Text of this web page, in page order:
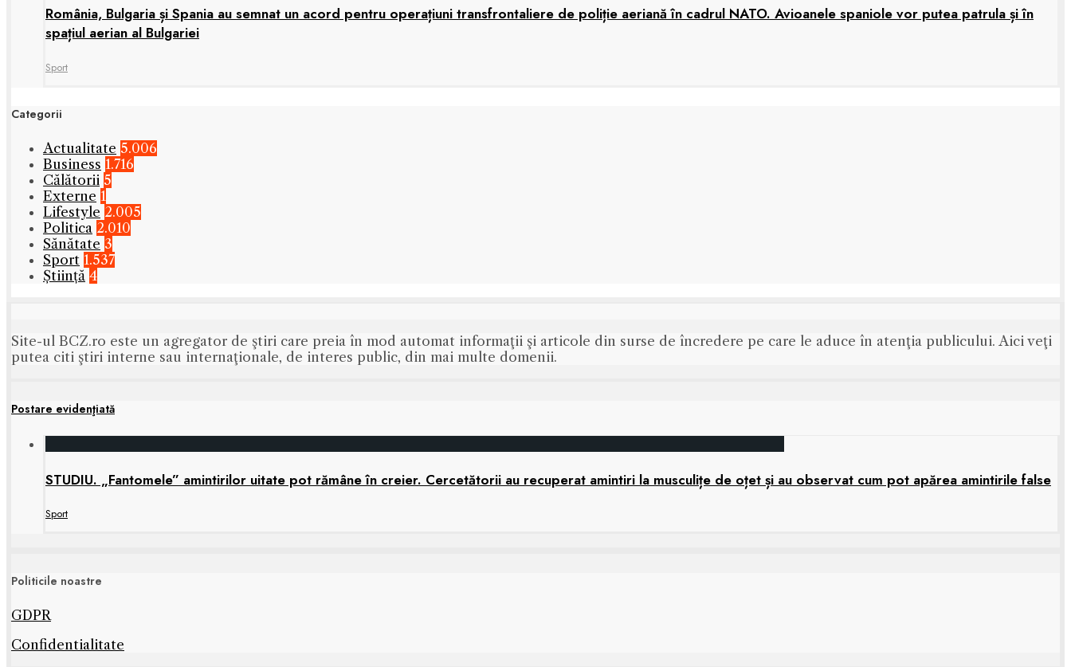
România, Bulgaria și Spania au semnat un acord pentru operațiuni transfrontaliere de poliție aeriană în cadrul NATO. Avioanele spaniole vor putea patrula și în
spațiul aerian al Bulgariei
Sport
Categorii
Actualitate 5.006
Business 1.716
Călătorii 5
Externe 1
Lifestyle 2.005
Politica 2.010
Sănătate 3
Sport 1.537
Știință 4
Site-ul BCZ.ro este un agregator de ştiri care preia în mod automat informaţii şi articole din surse de încredere pe care le aduce în atenţia publicului. Aici veţi
putea citi ştiri interne sau internaţionale, de interes public, din mai multe domenii.
Postare evidenţiată
STUDIU. „Fantomele” amintirilor uitate pot rămâne în creier. Cercetătorii au recuperat amintiri la musculițe de oțet și au observat cum pot apărea amintirile false
Sport
Politicile noastre
GDPR
Confidentialitate